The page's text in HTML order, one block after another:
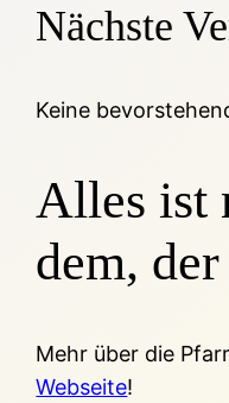
Nächste
Keine
Alles ist
dem,
Mehr über die
Webseite!